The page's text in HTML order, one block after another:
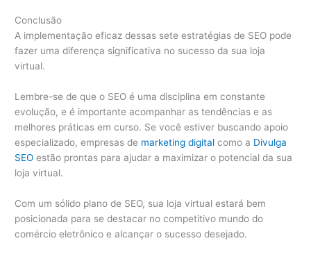
Conclusão
A implementação eficaz dessas sete estratégias de SEO pode
fazer uma diferença significativa no sucesso da sua loja
virtual.
Lembre-se de que o SEO é uma disciplina em constante
evolução, e é importante acompanhar as tendências e as
melhores práticas em curso. Se você estiver buscando apoio
especializado, empresas de marketing digital como a Divulga
SEO estão prontas para ajudar a maximizar o potencial da sua
loja virtual.
Com um sólido plano de SEO, sua loja virtual estará bem
posicionada para se destacar no competitivo mundo do
comércio eletrônico e alcançar o sucesso desejado.